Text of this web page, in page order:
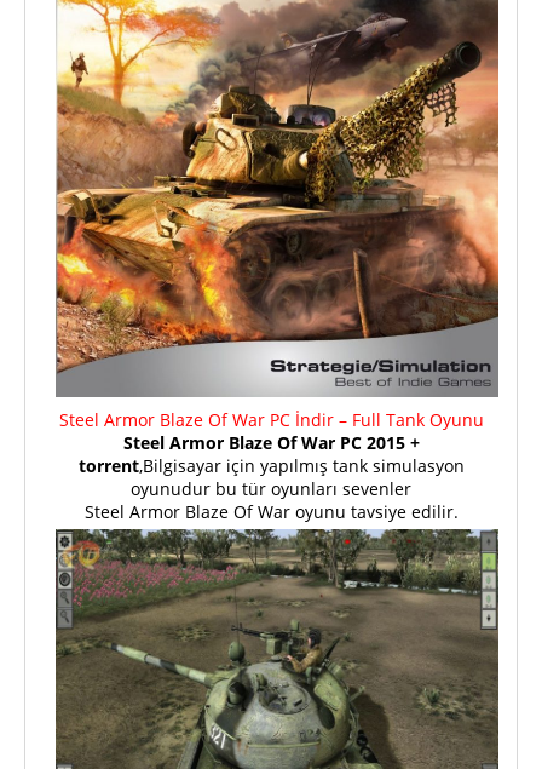
Steel Armor Blaze Of War PC İndir – Full Tank Oyunu
Steel Armor Blaze Of War PC 2015 +
torrent,Bilgisayar için yapılmış tank simulasyon
oyunudur bu tür oyunları sevenler
Steel Armor Blaze Of War oyunu tavsiye edilir.